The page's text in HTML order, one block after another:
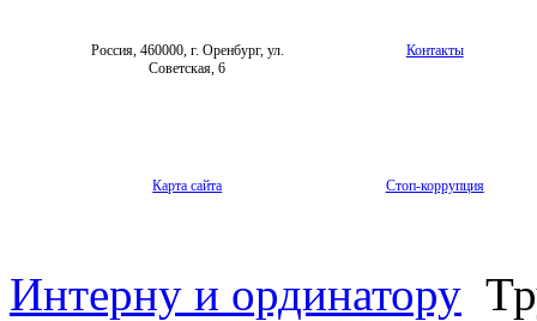
Россия, 460000, г. Оренбург, ул.
Советская, 6
Контакты
Карта сайта Стоп-коррупция
Интерну и ординатору